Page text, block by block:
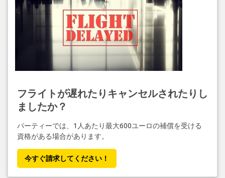
フライトが遅れたりキャンセルされたりし
ましたか？
パーティーでは、1人あたり最大600ユーロの補償を受ける
資格がある場合があります。
今すぐ請求してください！